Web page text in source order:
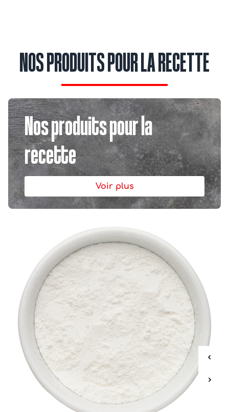
NOS PRODUITS POUR LA RECETTE
Nos produits pour la
recette
Voir plus